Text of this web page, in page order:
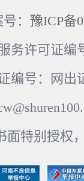
： 豫ICP备
务许可证编
编号：网出
面特别授权